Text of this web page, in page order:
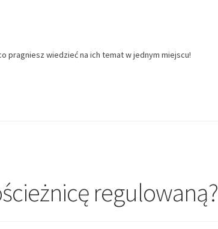
pragniesz wiedzieć na ich temat w jednym miejscu!
regulowaną?